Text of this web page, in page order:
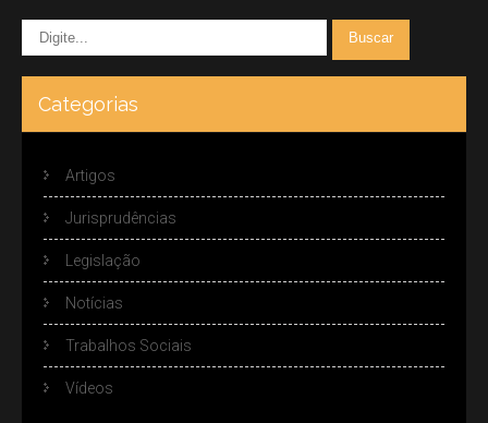
Categorias
Artigos
Jurisprudências
Legislação
Notícias
Trabalhos Sociais
Vídeos